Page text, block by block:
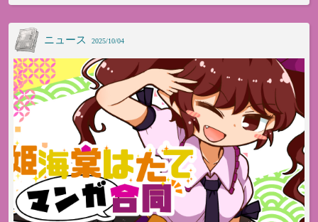
ニュース 2025/10/04